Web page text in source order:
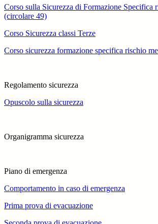
Corso sulla Sicurezza di Formazione Specifica
(circolare 49)
Corso Sicurezza classi Terze
Corso sicurezza formazione specifica rischio
Regolamento sicurezza
Opuscolo sulla sicurezza
Organigramma sicurezza
Piano di emergenza
Comportamento in caso di emergenza
Prima prova di evacuazione